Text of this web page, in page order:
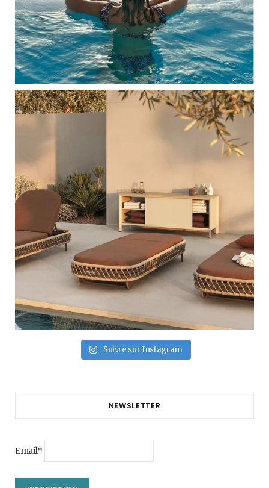
Suivre sur Instagram
NEWSLETTER
Email*